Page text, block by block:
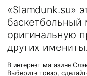
«Slamdunk.su»
баскетбольный
оригинальную
других
В интернет магазине
Выберите товар,